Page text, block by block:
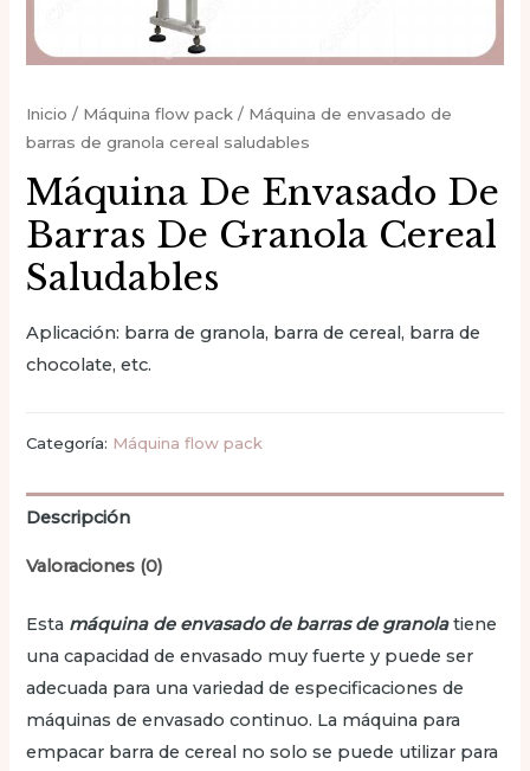
Inicio / Máquina flow pack / Máquina de envasado de
barras de granola cereal saludables
Máquina De Envasado De
Barras De Granola Cereal
Saludables
Aplicación: barra de granola, barra de cereal, barra de
chocolate, etc.
Categoría: Máquina flow pack
Descripción
Valoraciones (0)
Esta máquina de envasado de barras de granolatiene
una capacidad de envasado muy fuerte y puede ser
adecuada para una variedad de especificaciones de
máquinas de envasado continuo. La máquina para
empacar barra de cereal no solo se puede utilizar para